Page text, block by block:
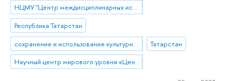
НЦМУ "Центр междисциплинарных исследований человеческого потенциала"
Республика Татарстан
сохранение и использование культурного наследия
Татарстан
Научный центр мирового уровня «Центр междисциплинарных исследований человеческого потенциала»